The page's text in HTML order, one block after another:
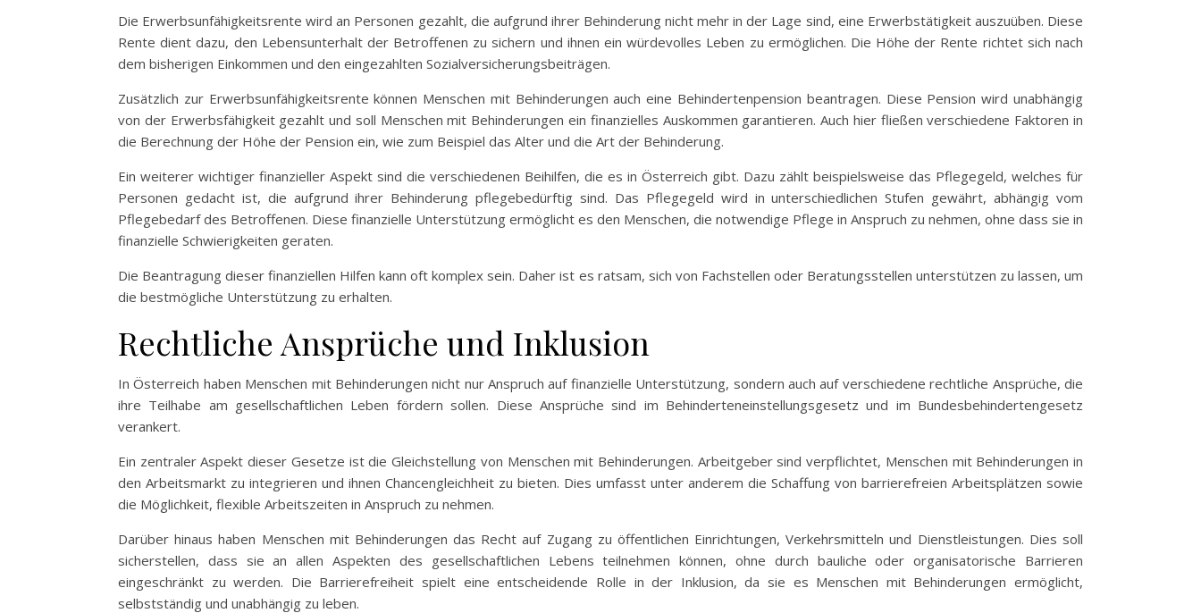
Die Erwerbsunfähigkeitsrente wird an Personen gezahlt, die aufgrund ihrer Behinderung nicht mehr in der Lage sind, eine Erwerbstätigkeit auszuüben. Diese
Rente dient dazu, den Lebensunterhalt der Betroffenen zu sichern und ihnen ein würdevolles Leben zu ermöglichen. Die Höhe der Rente richtet sich nach
dem bisherigen Einkommen und den eingezahlten Sozialversicherungsbeiträgen.
Zusätzlich zur Erwerbsunfähigkeitsrente können Menschen mit Behinderungen auch eine Behindertenpension beantragen. Diese Pension wird unabhängig
von der Erwerbsfähigkeit gezahlt und soll Menschen mit Behinderungen ein finanzielles Auskommen garantieren. Auch hier fließen verschiedene Faktoren in
die Berechnung der Höhe der Pension ein, wie zum Beispiel das Alter und die Art der Behinderung.
Ein weiterer wichtiger finanzieller Aspekt sind die verschiedenen Beihilfen, die es in Österreich gibt. Dazu zählt beispielsweise das Pflegegeld, welches für
Personen gedacht ist, die aufgrund ihrer Behinderung pflegebedürftig sind. Das Pflegegeld wird in unterschiedlichen Stufen gewährt, abhängig vom
Pflegebedarf des Betroffenen. Diese finanzielle Unterstützung ermöglicht es den Menschen, die notwendige Pflege in Anspruch zu nehmen, ohne dass sie in
finanzielle Schwierigkeiten geraten.
Die Beantragung dieser finanziellen Hilfen kann oft komplex sein. Daher ist es ratsam, sich von Fachstellen oder Beratungsstellen unterstützen zu lassen, um
die bestmögliche Unterstützung zu erhalten.
Rechtliche Ansprüche und Inklusion
In Österreich haben Menschen mit Behinderungen nicht nur Anspruch auf finanzielle Unterstützung, sondern auch auf verschiedene rechtliche Ansprüche, die
ihre Teilhabe am gesellschaftlichen Leben fördern sollen. Diese Ansprüche sind im Behinderteneinstellungsgesetz und im Bundesbehindertengesetz
verankert.
Ein zentraler Aspekt dieser Gesetze ist die Gleichstellung von Menschen mit Behinderungen. Arbeitgeber sind verpflichtet, Menschen mit Behinderungen in
den Arbeitsmarkt zu integrieren und ihnen Chancengleichheit zu bieten. Dies umfasst unter anderem die Schaffung von barrierefreien Arbeitsplätzen sowie
die Möglichkeit, flexible Arbeitszeiten in Anspruch zu nehmen.
Darüber hinaus haben Menschen mit Behinderungen das Recht auf Zugang zu öffentlichen Einrichtungen, Verkehrsmitteln und Dienstleistungen. Dies soll
sicherstellen, dass sie an allen Aspekten des gesellschaftlichen Lebens teilnehmen können, ohne durch bauliche oder organisatorische Barrieren
eingeschränkt zu werden. Die Barrierefreiheit spielt eine entscheidende Rolle in der Inklusion, da sie es Menschen mit Behinderungen ermöglicht,
selbstständig und unabhängig zu leben.